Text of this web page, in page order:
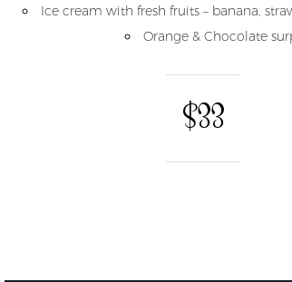
Ice cream with fresh fruits – banana,
Orange & Chocolate
$33